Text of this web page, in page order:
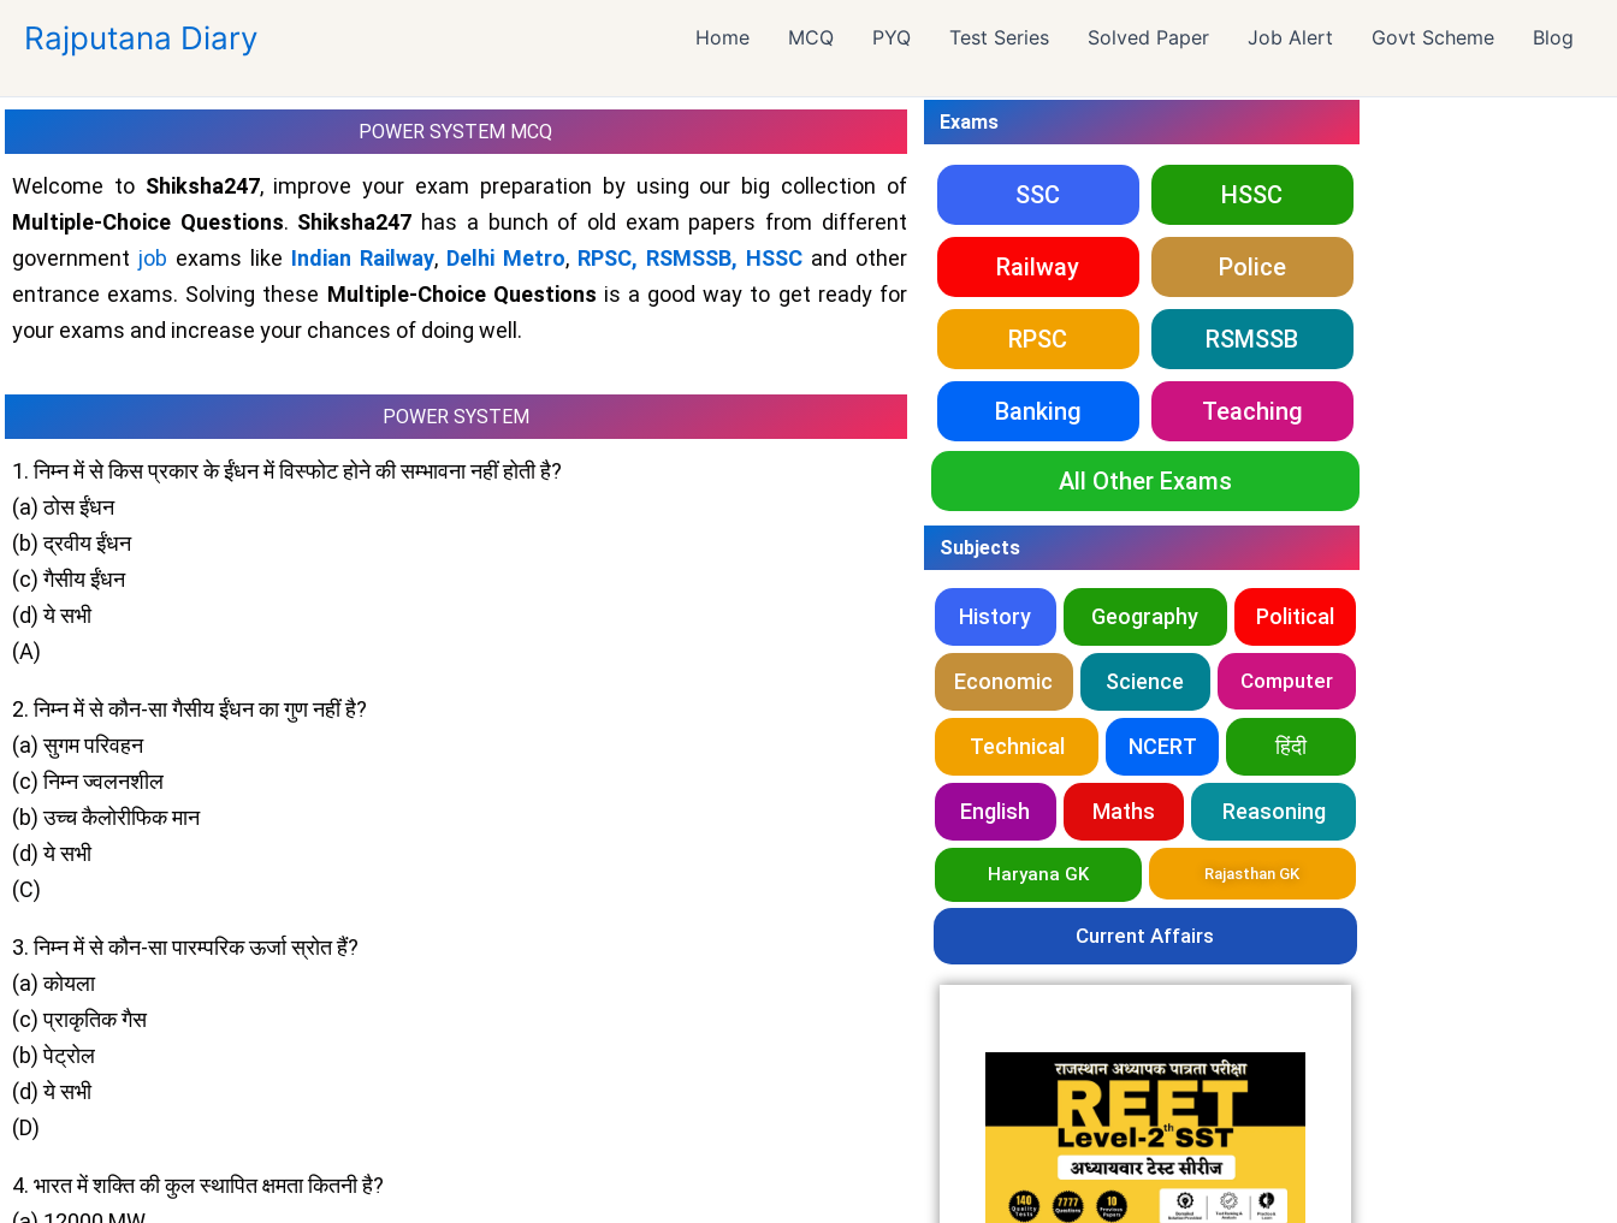
Rajputana Diary Home MCQ PYQ Test Series Solved Paper Job Alert Govt Scheme Blog
POWER SYSTEM MCQ
Welcome to Shiksha247, improve your exam preparation by using our big collection of
Multiple-Choice Questions. Shiksha247 has a bunch of old exam papers from different
government job exams like Indian Railway, Delhi Metro, RPSC, RSMSSB, HSSC and other
entrance exams. Solving these Multiple-Choice Questions is a good way to get ready for
your exams and increase your chances of doing well.
POWER SYSTEM
1. निम्न में से किस प्रकार के ईंधन में विस्फोट होने की सम्भावना नहीं होती है?
(a) ठोस ईंधन
(b) द्रवीय ईंधन
(c) गैसीय ईंधन
(d) ये सभी
(A)
2. निम्न में से कौन-सा गैसीय ईंधन का गुण नहीं है?
(a) सुगम परिवहन
(c) निम्न ज्वलनशील
(b) उच्च कैलोरीफिक मान
(d) ये सभी
(C)
3. निम्न में से कौन-सा पारम्परिक ऊर्जा स्रोत हैं?
(a) कोयला
(c) प्राकृतिक गैस
(b) पेट्रोल
(d) ये सभी
(D)
4. भारत में शक्ति की कुल स्थापित क्षमता कितनी है?
Exams
SSC HSSC
Railway Police
RPSC RSMSSB
Banking Teaching
All Other Exams
Subjects
History Geography Political
Economic Science Computer
Technical NCERT हिंदी
English Maths Reasoning
Haryana GK Rajasthan GK
Current Affairs